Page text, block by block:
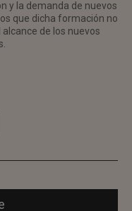
y la demanda de nuevos
que dicha formación no
de los nuevos